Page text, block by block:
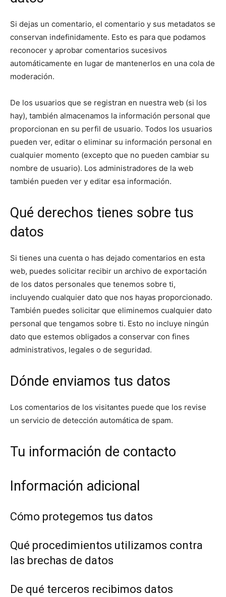
Si dejas un comentario, el comentario y sus metadatos se
conservan indefinidamente. Esto es para que podamos
reconocer y aprobar comentarios sucesivos
automáticamente en lugar de mantenerlos en una cola de
moderación.
De los usuarios que se registran en nuestra web (si los
hay), también almacenamos la información personal que
proporcionan en su perfil de usuario. Todos los usuarios
pueden ver, editar o eliminar su información personal en
cualquier momento (excepto que no pueden cambiar su
nombre de usuario). Los administradores de la web
también pueden ver y editar esa información.
Qué derechos tienes sobre tus
datos
Si tienes una cuenta o has dejado comentarios en esta
web, puedes solicitar recibir un archivo de exportación
de los datos personales que tenemos sobre ti,
incluyendo cualquier dato que nos hayas proporcionado.
También puedes solicitar que eliminemos cualquier dato
personal que tengamos sobre ti. Esto no incluye ningún
dato que estemos obligados a conservar con fines
administrativos, legales o de seguridad.
Dónde enviamos tus datos
Los comentarios de los visitantes puede que los revise
un servicio de detección automática de spam.
Tu información de contacto
Información adicional
Cómo protegemos tus datos
Qué procedimientos utilizamos contra
las brechas de datos
De qué terceros recibimos datos